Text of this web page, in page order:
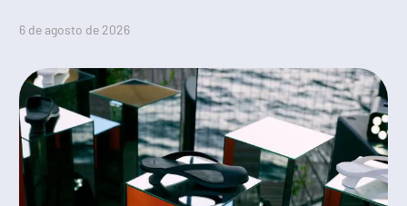
6 de agosto de 2026